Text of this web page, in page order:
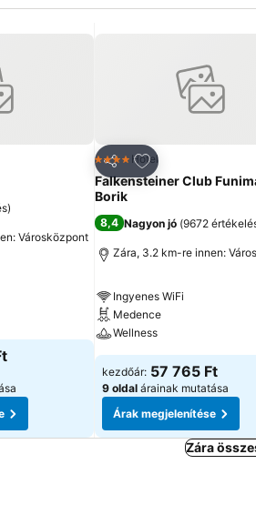
kedvencekhez
)
Városközpont
Megosztás
Hozzáadás a
4 Kategória
Hotel
Falkensteiner Club
Borik
8,4 Nagyon jó (9672
Zára, 3.2 km-re innen:
Ingyenes WiFi
Medence
Wellness
kezdőár: 57 765 Ft
9 oldal árainak mutatása
Árak megjelenítése
Zára